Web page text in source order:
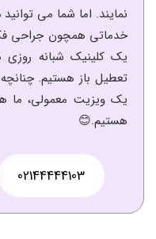
نمایند. اما شما می
خدماتی همچون جراحی فک
یک کلینیک شبانه
تعطیل باز هستیم.
یک ویزیت معمولی، ما
هستیم.😊
02144444103